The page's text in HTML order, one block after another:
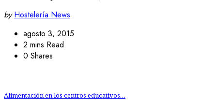
by Hostelería News
agosto 3, 2015
2 mins Read
0 Shares
Alimentación en los centros educativos…